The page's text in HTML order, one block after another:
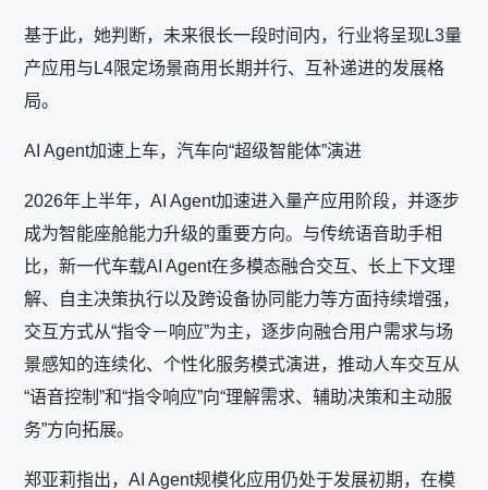
基于此，她判断，未来很长一段时间内，行业将呈现L3量
产应用与L4限定场景商用长期并行、互补递进的发展格
局。
AI Agent加速上车，汽车向“超级智能体”演进
2026年上半年，AI Agent加速进入量产应用阶段，并逐步
成为智能座舱能力升级的重要方向。与传统语音助手相
比，新一代车载AI Agent在多模态融合交互、长上下文理
解、自主决策执行以及跨设备协同能力等方面持续增强，
交互方式从“指令－响应”为主，逐步向融合用户需求与场
景感知的连续化、个性化服务模式演进，推动人车交互从
“语音控制”和“指令响应”向“理解需求、辅助决策和主动服
务”方向拓展。
郑亚莉指出，AI Agent规模化应用仍处于发展初期，在模